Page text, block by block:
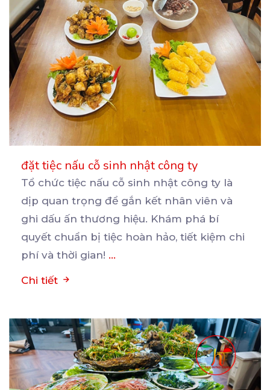
đặt tiệc nấu cỗ sinh nhật công ty
Tổ chức tiệc nấu cỗ sinh nhật công ty là
dịp quan trọng để gắn kết nhân viên và
ghi dấu ấn thương hiệu. Khám phá bí
quyết chuẩn bị tiệc hoàn hảo, tiết kiệm chi
phí và thời gian! ...
Chi tiết